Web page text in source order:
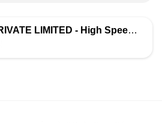
BIGO ELECTRIC PRIVATE LIMITED - High Speedद्वारा